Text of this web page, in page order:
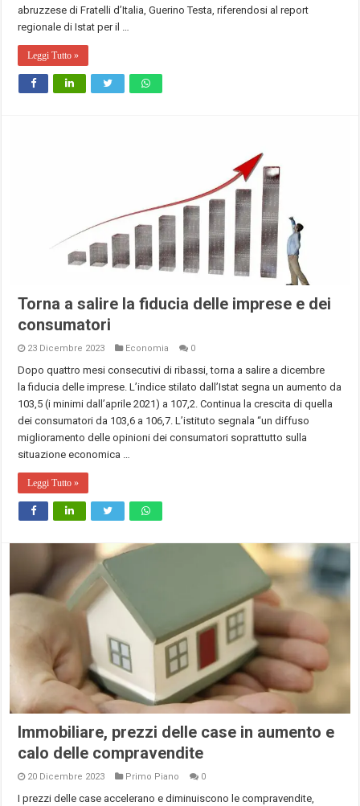
abruzzese di Fratelli d’Italia, Guerino Testa, riferendosi al report
regionale di Istat per il …
Leggi Tutto »
Torna a salire la fiducia delle imprese e dei
consumatori
23 Dicembre 2023 Economia 0
Dopo quattro mesi consecutivi di ribassi, torna a salire a dicembre
la fiducia delle imprese. L’indice stilato dall’Istat segna un aumento da
103,5 (i minimi dall’aprile 2021) a 107,2. Continua la crescita di quella
dei consumatori da 103,6 a 106,7. L’istituto segnala “un diffuso
miglioramento delle opinioni dei consumatori soprattutto sulla
situazione economica …
Leggi Tutto »
Immobiliare, prezzi delle case in aumento e
calo delle compravendite
20 Dicembre 2023 Primo Piano 0
I prezzi delle case accelerano e diminuiscono le compravendite,